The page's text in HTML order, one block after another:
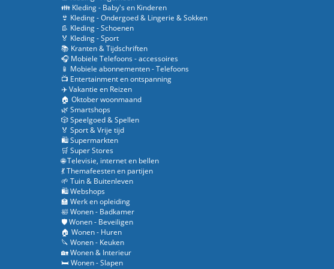
👪 Kleding - Baby's en Kinderen
👙 Kleding - Ondergoed & Lingerie & Sokken
👢 Kleding - Schoenen
🏅 Kleding - Sport
📚 Kranten & Tijdschriften
🎧 Mobiele Telefoons - accessoires
📱 Mobiele abonnementen - Telefoons
📺 Entertainment en ontspanning
✈️ Vakantie en Reizen
🏠 Oktober woonmaand
🌿 Smartshops
🎲 Speelgoed & Spellen
🏅 Sport & Vrije tijd
🛍️ Supermarkten
🛒 Super Stores
🌐 Televisie, internet en bellen
💃 Themafeesten en partijen
🌱 Tuin & Buitenleven
🛍️ Webshops
🏫 Werk en opleiding
🛀 Wonen - Badkamer
🛡️ Wonen - Beveiligen
🏠 Wonen - Huren
🔪 Wonen - Keuken
🏡 Wonen & Interieur
🛏️ Wonen - Slapen